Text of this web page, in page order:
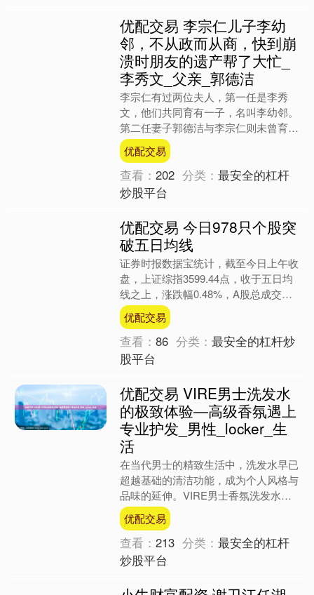
优配交易 李宗仁儿子李幼
邻，不从政而从商，快到崩
溃时朋友的遗产帮了大忙_
李秀文_父亲_郭德洁
李宗仁有过两位夫人，第一任是李秀
文，他们共同育有一子，名叫李幼邻。
第二任妻子郭德洁与李宗仁则未曾育有
子女。李宗仁对儿子的教育从未松懈，
始终尽力培养李幼邻，希望他....
优配交易
查看：202 分类：最安全的杠杆
炒股平台
优配交易 今日978只个股突
破五日均线
证券时报数据宝统计，截至今日上午收
盘，上证综指3599.44点，收于五日均
线之上，涨跌幅0.48%，A股总成交额
为11330.19亿元。到目前为止，今日有
978....
优配交易
查看：86 分类：最安全的杠杆炒
股平台
优配交易 VIRE男士洗发水
的极致体验—高级香氛遇上
专业护发_男性_locker_生
活
在当代男士的精致生活中，洗发水早已
超越基础的清洁功能，成为个人风格与
品味的延伸。VIRE男士香氛洗发水，
以「香氛护发」为核心理念，将高级调
香与专业护发科技结合，....
优配交易
查看：213 分类：最安全的杠杆
炒股平台